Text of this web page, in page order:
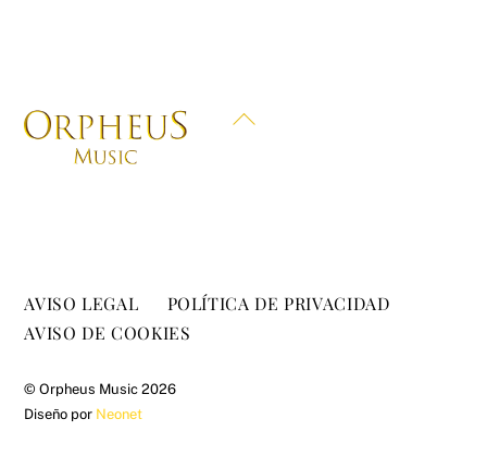
Back
AVISO LEGAL
POLÍTICA DE PRIVACIDAD
AVISO DE COOKIES
©Orpheus Music 2026
Diseño por Neonet